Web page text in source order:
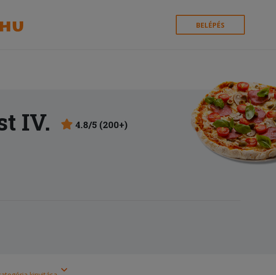
BELÉPÉS
IV. 4.8/5 (200+)